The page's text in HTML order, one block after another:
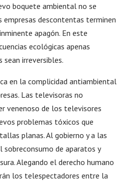
boquete ambiental no se
descontentas terminen
apagón. En este
ecológicas apenas
sean irreversibles.
en la complicidad antiambiental
Las televisoras no
venenoso de los televisores
problemas tóxicos que
planas. Al gobierno y a las
de aparatos y
Alegando el derecho humano
los telespectadores entre la